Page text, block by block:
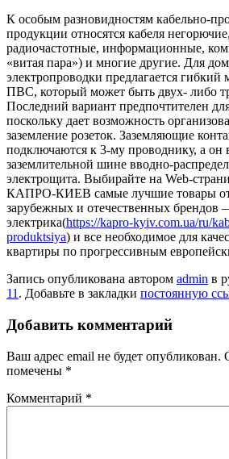
К особым разновидностям кабельно-
продукции относятся кабеля
радиочастотные, информационные,
«витая пара») и многие другие. Для
электропроводки предлагается
ПВС, который может быть двух- либо
Последний вариант предпочтителен
поскольку дает возможность
заземление розеток. Заземляющие
подключаются к 3-му проводнику, а
заземлительной шине вводно-
электрощита. Выбирайте на Web-
КАПРО-КИЕВ самые лучшие товары
зарубежных и отечественных брендов
электрика(https://kapro-kyiv.com.ua/ru/
produktsiya) и все необходимое для
квартиры по прогрессивным
Запись опубликована автором admin в
11 . Добавьте в закладки постоянную
Добавить комментарий
Ваш адрес email не будет опубликован.
помечены *
Комментарий *